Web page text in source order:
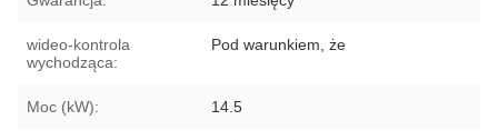
wideo-kontrola
wychodząca:
Pod warunkiem, że
Moc (kW): 14.5